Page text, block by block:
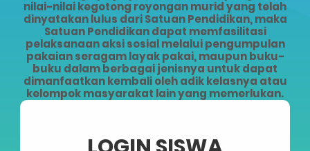
nilai-nilai kegotong royongan murid yang telah
dinyatakan lulus dari Satuan Pendidikan, maka
Satuan Pendidikan dapat memfasilitasi
pelaksanaan aksi sosial melalui pengumpulan
pakaian seragam layak pakai, maupun buku-
buku dalam berbagai jenisnya untuk dapat
dimanfaatkan kembali oleh adik kelasnya atau
kelompok masyarakat lain yang memerlukan.